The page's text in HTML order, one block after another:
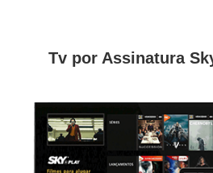
Tv por Assinatura